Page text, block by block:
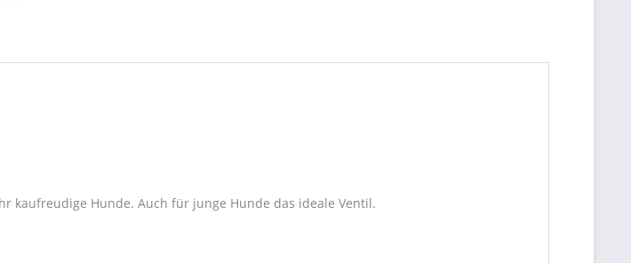
kaufreudige Hunde. Auch für junge Hunde das ideale Ventil.